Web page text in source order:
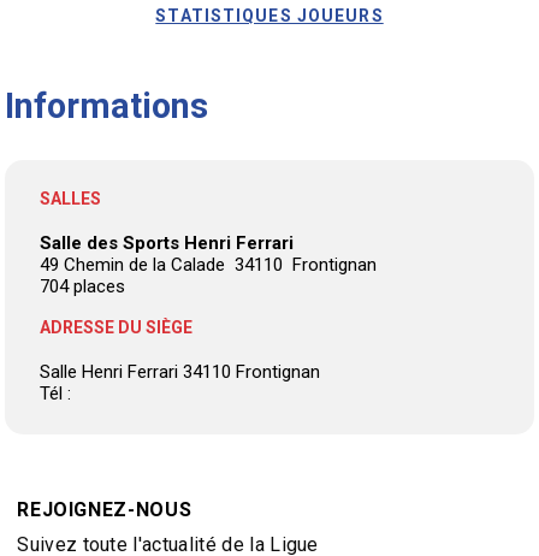
STATISTIQUES JOUEURS
Informations
SALLES
Salle des Sports Henri Ferrari
49 Chemin de la Calade 34110 Frontignan
704 places
ADRESSE DU SIÈGE
Salle Henri Ferrari 34110 Frontignan
Tél :
REJOIGNEZ-NOUS
Suivez toute l'actualité de la Ligue